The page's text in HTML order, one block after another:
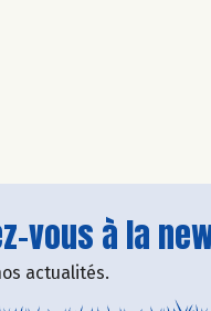
vous à la
actualités.